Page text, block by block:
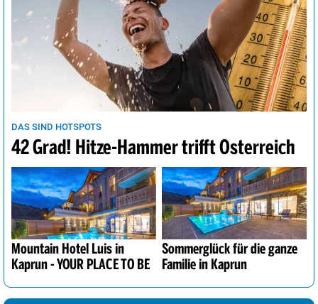
DAS SIND HOTSPOTS
42 Grad! Hitze-Hammer trifft Österreich
Mountain Hotel Luis in
Kaprun - YOUR PLACE TO BE
Sommerglück für die ganze
Familie in Kaprun